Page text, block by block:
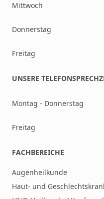
Mittwoch
Donnerstag
Freitag
UNSERE
Montag - Donnerstag
Freitag
FACHBEREICHE
Augenheilkunde
Haut- und